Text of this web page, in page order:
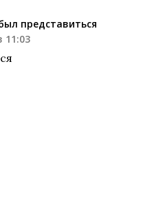
представиться
11:03